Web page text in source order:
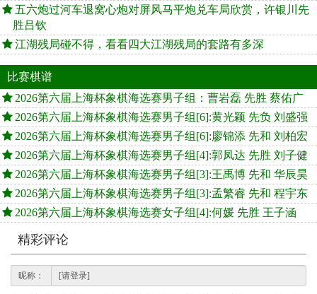
五六炮过河车退窝心炮对屏风马平炮兑车局欣赏，许银川先
胜吕钦
江湖残局碰不得，看看四大江湖残局的套路有多深
比赛棋谱
2026第六届上海杯象棋海选赛男子组：曹岩磊 先胜 蔡佑广
2026第六届上海杯象棋海选赛男子组[6]:黄光颖 先负 刘盛强
2026第六届上海杯象棋海选赛男子组[6]:廖锦添 先和 刘柏宏
2026第六届上海杯象棋海选赛男子组[4]:郭凤达 先胜 刘子健
2026第六届上海杯象棋海选赛男子组[3]:王禹博 先和 华辰昊
2026第六届上海杯象棋海选赛男子组[3]:孟繁睿 先和 程宇东
2026第六届上海杯象棋海选赛女子组[4]:何媛 先胜 王子涵
精彩评论
昵称：